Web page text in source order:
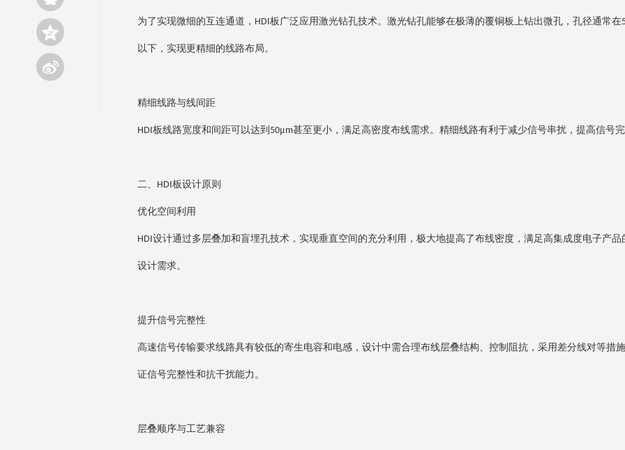
为了实现微细的互连通道， HDI板广泛应用激光钻孔技术。激光钻孔能够在极薄的覆铜板上钻出微孔，孔径通常在
以下，实现更精细的线路布局。
精细线路与线间距
HDI板线路宽度和间距可以达到 50μm甚至更小，满足高密度布线需求。精细线路有利于减少信号串扰，提高信号完
二、 HDI板设计原则
优化空间利用
HDI设计通过多层叠加和盲埋孔技术，实现垂直空间的充分利用，极大地提高了布线密度，满足高集成度电子产品
设计需求。
提升信号完整性
高速信号传输要求线路具有较低的寄生电容和电感，设计中需合理布线层叠结构、控制阻抗，采用差分线对等措
证信号完整性和抗干扰能力。
层叠顺序与工艺兼容